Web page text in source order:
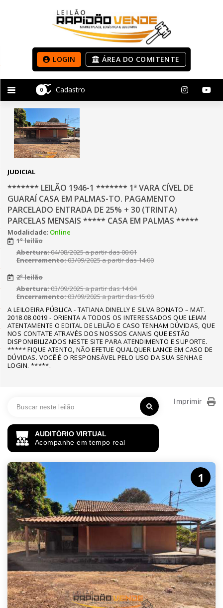
0 Cadastro
LOGIN ÁREA DO COMITENTE
JUDICIAL
******* LEILÃO 1946-1 ******* 1ª VARA CÍVEL DE
GUARAÍ CASA EM PALMAS-TO. PAGAMENTO
PARCELADO ENTRADA DE 25% + 30 (TRINTA)
PARCELAS MENSAIS ***** CASA EM PALMAS *****
Modalidade: Online
1º leilão
Abertura:04/08/2025 a partir das 00:01
Encerramento:03/09/2025 a partir das 14:00
2º leilão
Abertura:03/09/2025 a partir das 14:04
Encerramento:03/09/2025 a partir das 15:00
A LEILOEIRA PÚBLICA - TATIANA DINELLY E SILVA BONATO – MAT.
2018.08.0019 - ORIENTA A TODOS OS INTERESSADOS QUE LEIAM
ATENTAMENTE O EDITAL DE LEILÃO E CASO TENHAM DÚVIDAS, QUE
NOS CONTATE ATRAVÉS DOS NOSSOS CANAIS QUE ESTÃO
DISPONIBILIZADOS NESTE SITE PARA ATENDIMENTO E SUPORTE.
***** FIQUE ATENTO, NÃO EFETUE QUALQUER LANCE EM CASO DE
DÚVIDAS. VOCÊ É O RESPONSÁVEL PELO USO DA SUA SENHA E
LOGIN. *****.
AUDITÓRIO VIRTUAL
Acompanhe em tempo real
Imprimir
1